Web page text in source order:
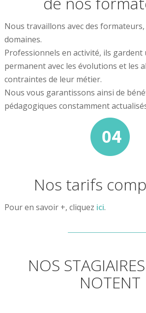
Nous travaillons avec des
domaines.
Professionnels en activité, ils gardent
permanent avec les évolutions et les
contraintes de leur métier.
Nous vous garantissons ainsi de
pédagogiques constamment
Nos tarifs
Pour en savoir +, cliquez ici.
NOS
NOTENT